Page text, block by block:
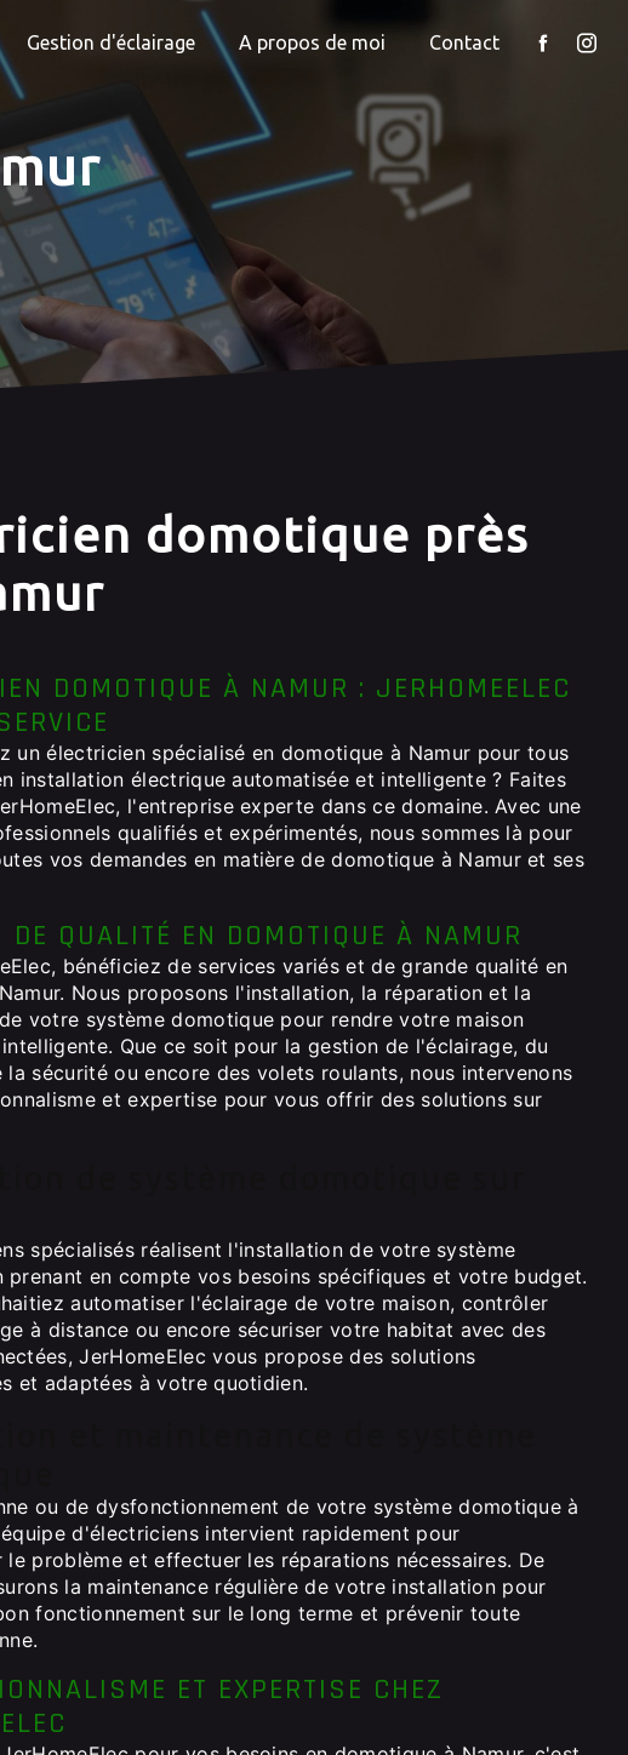
Gestion d'éclairage A propos de moi Contact
domotique près
DOMOTIQUE À NAMUR : JERHOMEELEC
un électricien spécialisé en domotique à Namur pour tous
installation électrique automatisée et intelligente ? Faites
l'entreprise experte dans ce domaine. Avec une
qualifiés et expérimentés, nous sommes là pour
vos demandes en matière de domotique à Namur et ses
DE QUALITÉ EN DOMOTIQUE À NAMUR
bénéficiez de services variés et de grande qualité en
Nous proposons l'installation, la réparation et la
votre système domotique pour rendre votre maison
Que ce soit pour la gestion de l'éclairage, du
la sécurité ou encore des volets roulants, nous intervenons
et expertise pour vous offrir des solutions sur
spécialisés réalisent l'installation de votre système
prenant en compte vos besoins spécifiques et votre budget.
automatiser l'éclairage de votre maison, contrôler
à distance ou encore sécuriser votre habitat avec des
JerHomeElec vous propose des solutions
et adaptées à votre quotidien.
ou de dysfonctionnement de votre système domotique à
d'électriciens intervient rapidement pour
le problème et effectuer les réparations nécessaires. De
la maintenance régulière de votre installation pour
fonctionnement sur le long terme et prévenir toute
ET EXPERTISE CHEZ